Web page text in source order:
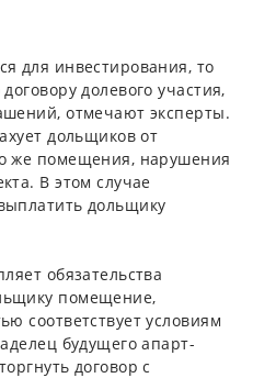
для инвестирования, то
долевого участия,
отмечают эксперты.
дольщиков от
же помещения, нарушения
В этом случае
дольщику
обязательства
помещение,
соответствует условиям
будущего апарт-
договор с